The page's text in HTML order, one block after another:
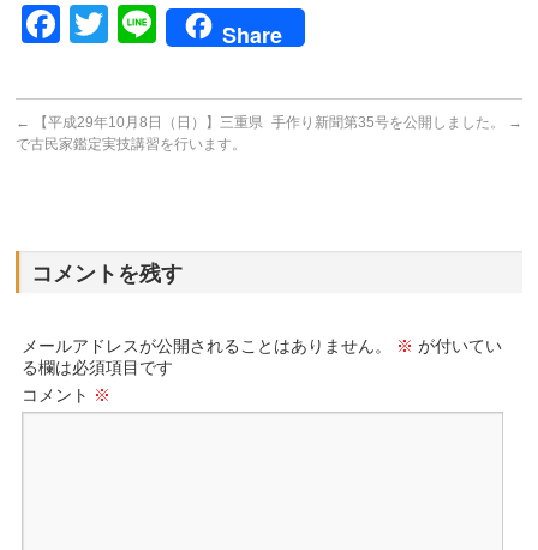
Facebook
Twitter
LineShare
←
【平成29年10月8日（日）】三重県
で古民家鑑定実技講習を行います。
手作り新聞第35号を公開しました。 →
コメントを残す
メールアドレスが公開されることはありません。 ※ が付いてい
る欄は必須項目です
コメント ※